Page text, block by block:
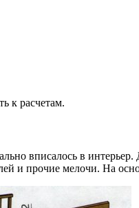
к расчетам.
вписалось в
и прочие мелочи. На